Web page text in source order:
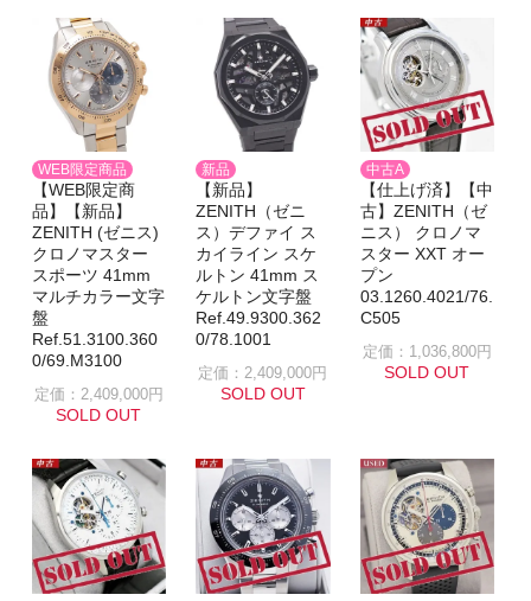
WEB限定商品
【WEB限定商
品】【新品】
ZENITH (ゼニス)
クロノマスター
スポーツ 41mm
マルチカラー文字
盤
Ref.51.3100.360
0/69.M3100
定価：2,409,000円
SOLD OUT
新品
【新品】
ZENITH（ゼニ
ス）デファイ ス
カイライン スケ
ルトン 41mm ス
ケルトン文字盤
Ref.49.9300.362
0/78.1001
定価：2,409,000円
SOLD OUT
中古A
【仕上げ済】【中
古】ZENITH（ゼ
ニス） クロノマ
スター XXT オー
プン
03.1260.4021/76.
C505
定価：1,036,800円
SOLD OUT